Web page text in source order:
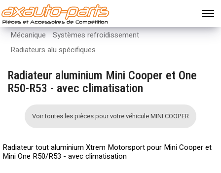
Mécanique
Systèmes refroidissement
Radiateurs alu spécifiques
Radiateur aluminium Mini Cooper et One
R50-R53 - avec climatisation
Voir toutes les pièces pour votre véhicule MINI COOPER
Radiateur tout aluminium Xtrem Motorsport pour Mini Cooper et
Mini One R50/R53 - avec climatisation